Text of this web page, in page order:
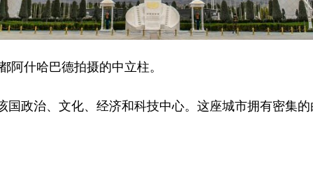
什哈巴德拍摄的中立柱。
治、文化、经济和科技中心。这座城市拥有密集的